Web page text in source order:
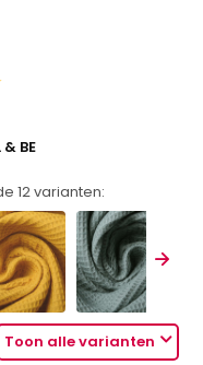
& BE
12varianten:
Toon alle varianten